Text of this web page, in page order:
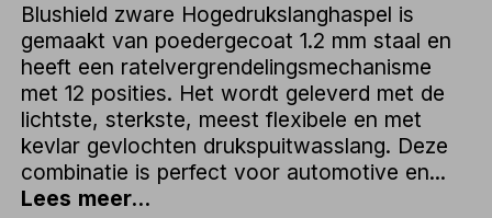
Blushield zware Hogedrukslanghaspel is
gemaakt van poedergecoat 1.2 mm staal en
heeft een ratelvergrendelingsmechanisme
met 12 posities. Het wordt geleverd met de
lichtste, sterkste, meest flexibele en met
kevlar gevlochten drukspuitwasslang. Deze
combinatie is perfect voor automotive en...
Lees meer...